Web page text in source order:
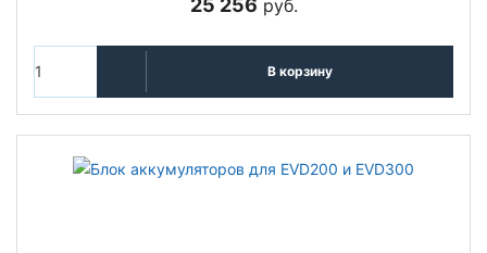
25 256 руб.
В корзину